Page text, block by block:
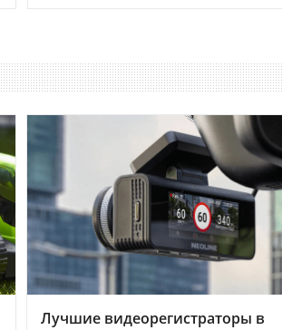
Лучшие видеорегистраторы в